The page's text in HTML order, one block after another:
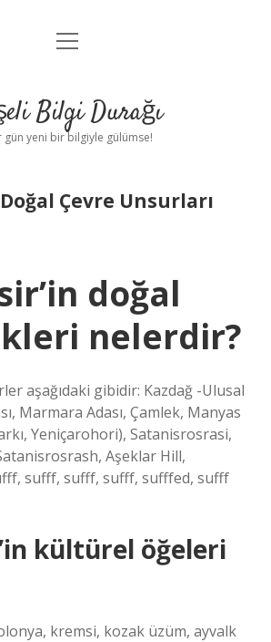
Anasayfa
Yasal Uyarı
menüyü
Bilgi Durağı
gün yeni bir bilgiyle gülümse!
Çevre Unsurları
doğal
nelerdir?
aşağıdaki gibidir: Kazdağ -Ulusal
Marmara Adası, Çamlek, Manyas
Yeniçarohori), Satanisrosrasi,
Aşeklar Hill,
sufff, sufff, sufff, sufffed, sufff
kültürel öğeleri
kremsi, kozak üzüm, ayvalk